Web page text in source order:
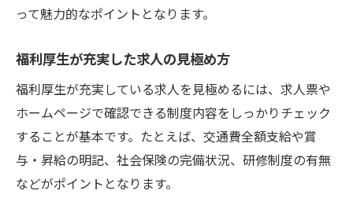
って魅力的なポイントとなります。
福利厚生が充実した求人の見極め方
福利厚生が充実している求人を見極めるには、求人票や
ホームページで確認できる制度内容をしっかりチェック
することが基本です。たとえば、交通費全額支給や賞
与・昇給の明記、社会保険の完備状況、研修制度の有無
などがポイントとなります。